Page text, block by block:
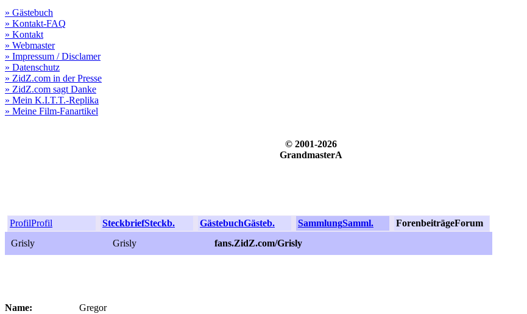
» Gästebuch
» Kontakt-FAQ
» Kontakt
» Webmaster
» Impressum / Disclamer
» Datenschutz
» ZidZ.com in der Presse
» ZidZ.com sagt Danke
» Mein K.I.T.T.-Replika
» Meine Film-Fanartikel
© 2001-2026
GrandmasterA
ProfilProfil SteckbriefSteckb. GästebuchGästeb. SammlungSamml. ForenbeiträgeForum
Grisly
Grisly fans.ZidZ.com/Grisly
Name:
Gregor